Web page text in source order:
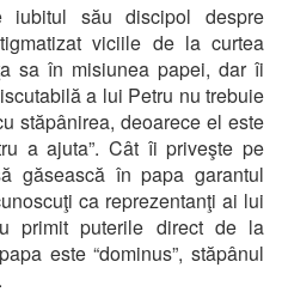
său discipol despre
viciile de la curtea
sa în misiunea papei, dar îi
a lui Petru nu trebuie
stăpânirea, deoarece el este
a ajuta”. Cât îi priveşte pe
găsească în papa garantul
ca reprezentanţi ai lui
primit puterile direct de la
este “dominus”, stăpânul